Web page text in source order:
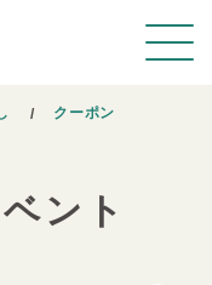
クーポン
ント